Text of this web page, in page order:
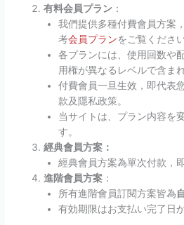
有料会員プラン ：
我們提供多種付費會員方案
考会員プランをご覧ください
各プランには、使用回数や
用権が異なるレベルで含ま
付費會員一旦生效，即代表
款及隱私政策。
当サイトは、プラン内容を
す。
經典會員方案：
經典會員方案為單次付款，
進階會員方案 ：
所有進階會員訂閱方案皆為
有効期限はお支払い完了日